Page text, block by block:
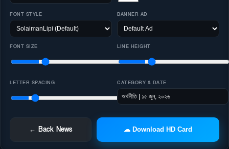
FONT STYLE BANNER AD
FONT SIZE LINE HEIGHT
LETTER SPACING CATEGORY & DATE
← Back News ☁ Download HD Card